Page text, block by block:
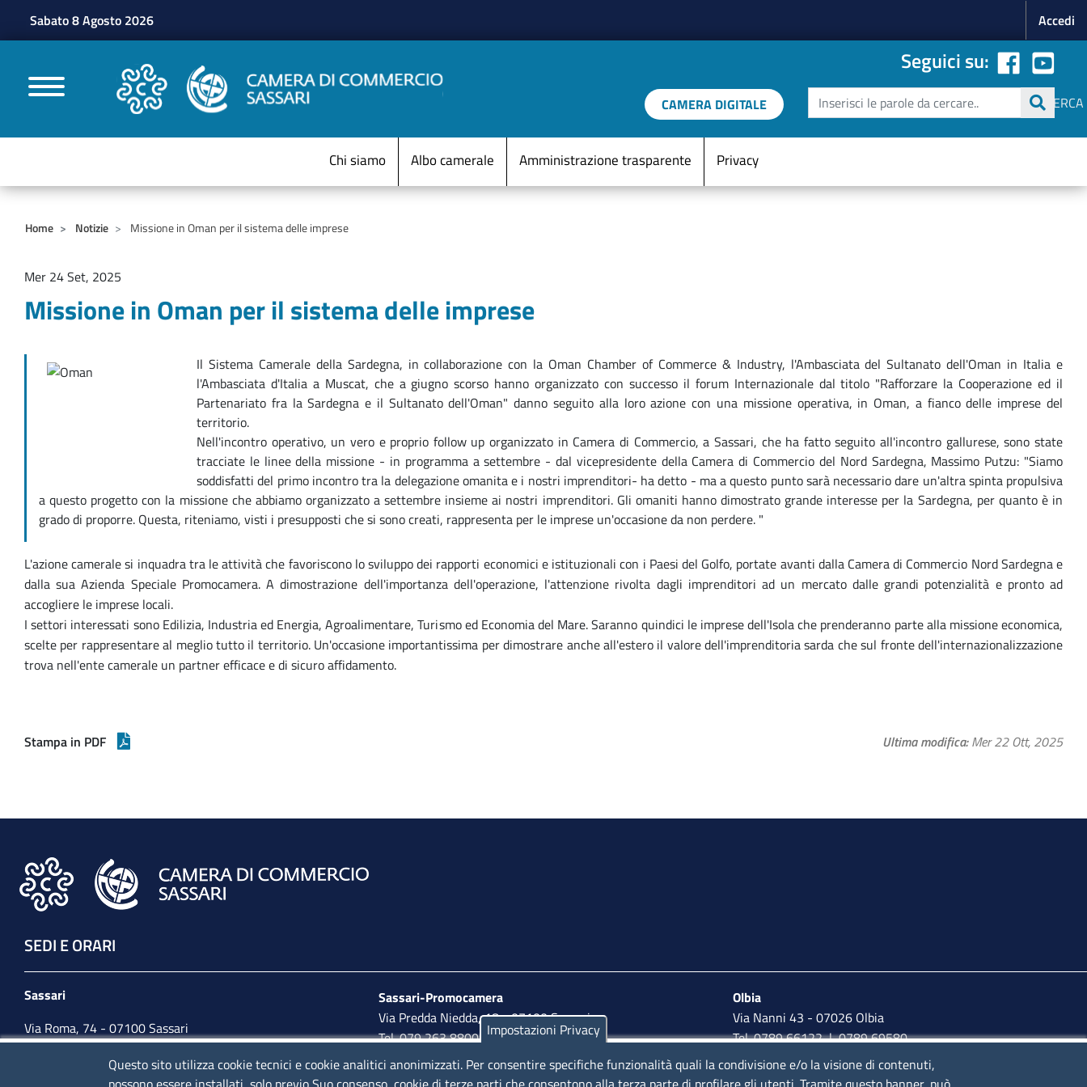
Sabato 8 Agosto 2026 Accedi
CAMERE DI COMMERCIO D'ITALIA
Seguici su:
CAMERA DIGITALE Cerca
CERCA
Menu Statico
Chi siamo Albo camerale Amministrazione trasparente Privacy
Home Notizie Missione in Oman per il sistema delle imprese
Mer 24 Set, 2025
Missione in Oman per il sistema delle imprese
Il Sistema Camerale della Sardegna, in collaborazione con la Oman Chamber of Commerce & Industry, l'Ambasciata del Sultanato dell'Oman in Italia e
l'Ambasciata d'Italia a Muscat, che a giugno scorso hanno organizzato con successo il forum Internazionale dal titolo "Rafforzare la Cooperazione ed il
Partenariato fra la Sardegna e il Sultanato dell'Oman" danno seguito alla loro azione con una missione operativa, in Oman, a fianco delle imprese del
territorio.
Nell'incontro operativo, un vero e proprio follow up organizzato in Camera di Commercio, a Sassari, che ha fatto seguito all'incontro gallurese, sono state
tracciate le linee della missione - in programma a settembre - dal vicepresidente della Camera di Commercio del Nord Sardegna, Massimo Putzu: "Siamo
soddisfatti del primo incontro tra la delegazione omanita e i nostri imprenditori- ha detto - ma a questo punto sarà necessario dare un'altra spinta propulsiva
a questo progetto con la missione che abbiamo organizzato a settembre insieme ai nostri imprenditori. Gli omaniti hanno dimostrato grande interesse per la Sardegna, per quanto è in
grado di proporre. Questa, riteniamo, visti i presupposti che si sono creati, rappresenta per le imprese un'occasione da non perdere. "
L'azione camerale si inquadra tra le attività che favoriscono lo sviluppo dei rapporti economici e istituzionali con i Paesi del Golfo, portate avanti dalla Camera di Commercio Nord Sardegna e
dalla sua Azienda Speciale Promocamera. A dimostrazione dell'importanza dell'operazione, l'attenzione rivolta dagli imprenditori ad un mercato dalle grandi potenzialità e pronto ad
accogliere le imprese locali.
I settori interessati sono Edilizia, Industria ed Energia, Agroalimentare, Turismo ed Economia del Mare. Saranno quindici le imprese dell'Isola che prenderanno parte alla missione economica,
scelte per rappresentare al meglio tutto il territorio. Un'occasione importantissima per dimostrare anche all'estero il valore dell'imprenditoria sarda che sul fronte dell'internazionalizzazione
trova nell'ente camerale un partner efficace e di sicuro affidamento.
Stampa in PDF Ultima modifica Mer 22 Ott, 2025
SEDI E ORARI
Sassari
Via Roma, 74 - 07100 Sassari
Tel. 079 2080274
Sassari-Promocamera
Via Predda Niedda, 18 - 07100 Sassari
Tel. 079 263 8800 | Fax 079 2638810
lunedì al venerdì: 10,00 - 13,00; mercoledì pomeriggio:
Olbia
Via Nanni 43 - 07026 Olbia
Tel. 0789 66122 | 0789 69580
mail:ufficio.olbia@ss.camcom.it
Impostazioni Privacy
Questo sito utilizza cookie tecnici e cookie analitici anonimizzati. Per consentire specifiche funzionalità quali la condivisione e/o la visione di contenuti,